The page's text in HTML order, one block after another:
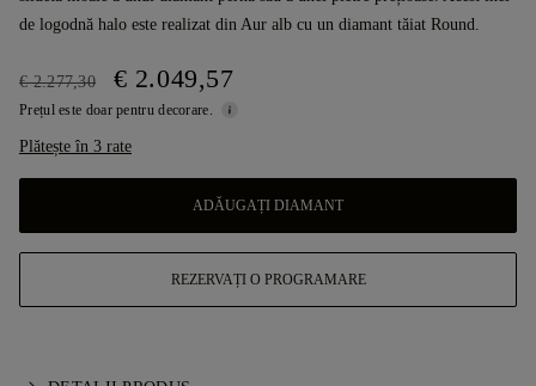
de logodnă halo este realizat din Aur alb cu un diamant tăiat Round.
€ 2.277,30 € 2.049,57
Prețul este doar pentru decorare.
Plătește în 3 rate
ADĂUGAȚI DIAMANT
REZERVAȚI O PROGRAMARE